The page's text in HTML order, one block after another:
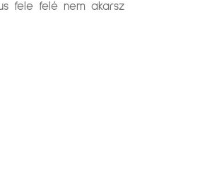
fele felé nem akarsz